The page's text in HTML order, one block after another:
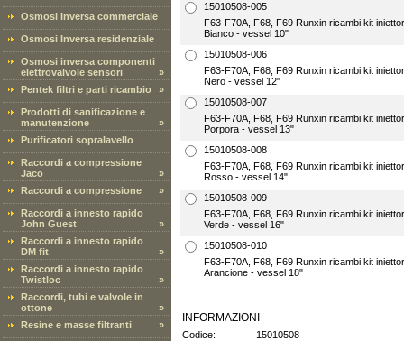
Osmosi Inversa commerciale
Osmosi Inversa residenziale
Osmosi inversa componenti
elettrovalvole sensori
»
Pentek filtri e parti ricambio
»
Prodotti di sanificazione e
manutenzione
»
Purificatori sopralavello
Raccordi a compressione
Jaco
»
Raccordi a compressione
»
Raccordi a innesto rapido
John Guest
»
Raccordi a innesto rapido
DM fit
»
Raccordi a innesto rapido
Twistloc
»
Raccordi, tubi e valvole in
ottone
»
Resine e masse filtranti
»
15010508-005
F63-F70A, F68, F69 Runxin ricambi kit
Bianco - vessel 10"
15010508-006
F63-F70A, F68, F69 Runxin ricambi kit
Nero - vessel 12"
15010508-007
F63-F70A, F68, F69 Runxin ricambi kit
Porpora - vessel 13"
15010508-008
F63-F70A, F68, F69 Runxin ricambi kit
Rosso - vessel 14"
15010508-009
F63-F70A, F68, F69 Runxin ricambi kit
Verde - vessel 16"
15010508-010
F63-F70A, F68, F69 Runxin ricambi kit
Arancione - vessel 18"
INFORMAZIONI
Codice:
15010508